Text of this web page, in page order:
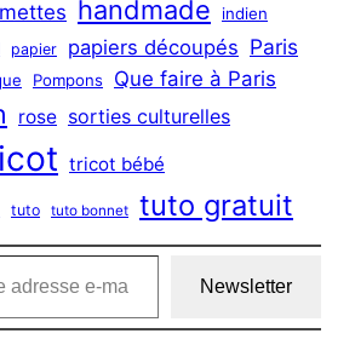
handmade indien
papier papiers découpés Paris
Pompons Que faire à Paris
rose sorties culturelles
tricot bébé
tuto tuto bonnet tuto gratuit
Newsletter